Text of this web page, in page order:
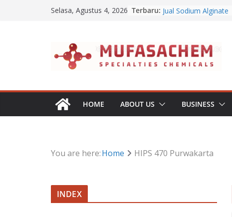
Selasa, Agustus 4, 2026 Terbaru: Jual Lanolin Anhydrous
Jual Dibasic Ester
HOME ABOUT US BUSINESS
You are here:Home HIPS 470 Purwakarta
INDEX